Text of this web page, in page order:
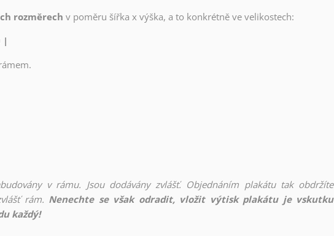
rozměrech v poměru šířka x výška, a to konkrétně ve velikostech:
|
v rámu. Jsou dodávány zvlášť. Objednáním plakátu tak obdržíte
rám. Nenechte se však odradit, vložit výtisk plakátu je vskutku
každý!